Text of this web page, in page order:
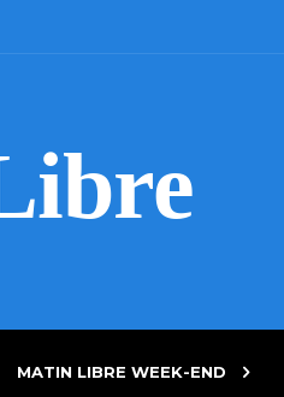
MATIN LIBRE WEEK-END